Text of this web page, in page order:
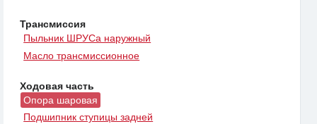
Трансмиссия
Пыльник ШРУСа наружный
Масло трансмиссионное
Ходовая часть
Опора шаровая
Подшипник ступицы задней